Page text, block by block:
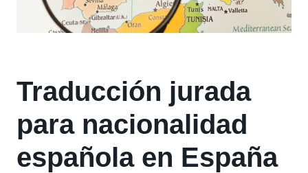
Traducción jurada
para nacionalidad
española en España